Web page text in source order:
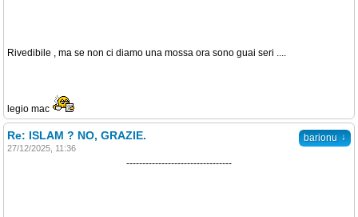
Rivedibile , ma se non ci diamo una mossa ora sono guai seri ....
legio mac
barionu ↓
Re: ISLAM ? NO, GRAZIE.
27/12/2025, 11:36
---------------------------------